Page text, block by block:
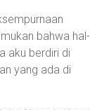
bahwa hal-
aku berdiri di
yang ada di